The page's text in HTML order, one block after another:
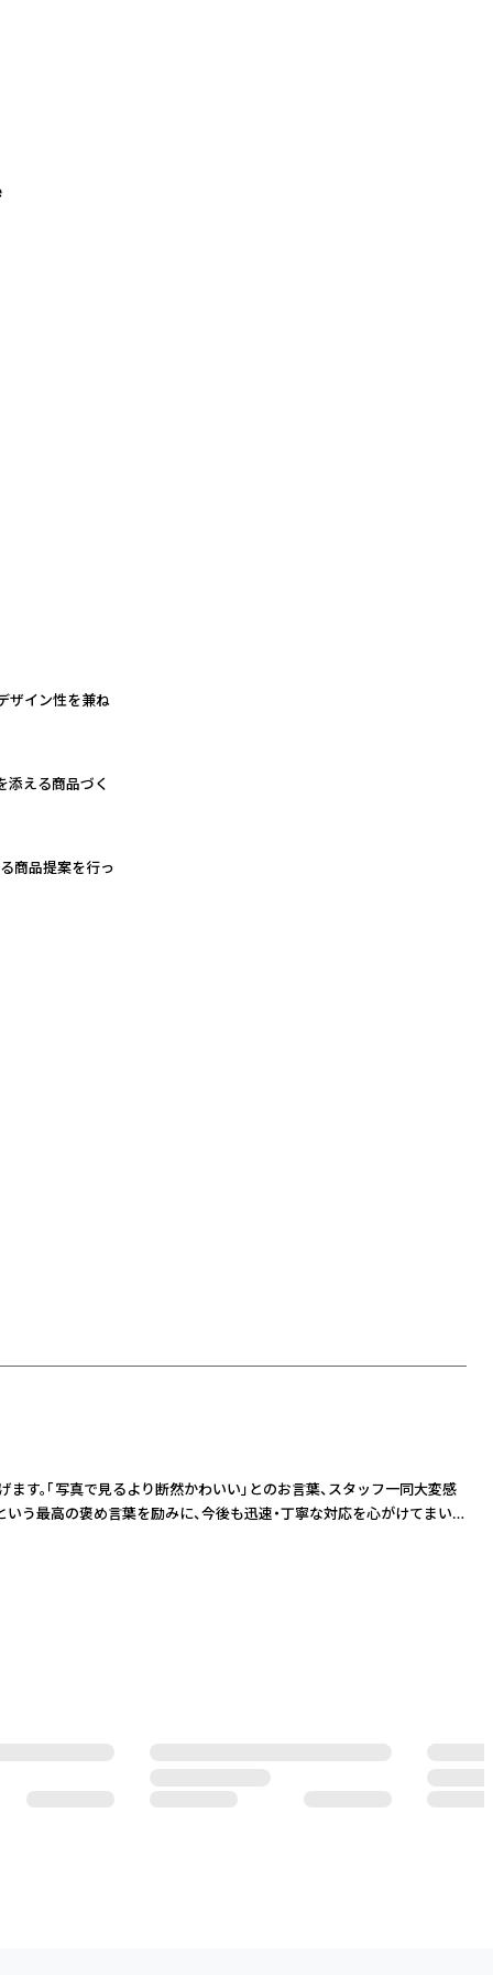
ザイン性を兼ね
添える商品づく
商品提案を行っ
す。「写真で見るより断然かわいい」とのお言葉、スタッフ一同大変感
う最高の褒め言葉を励みに、今後も迅速・丁寧な対応を心がけてまいり